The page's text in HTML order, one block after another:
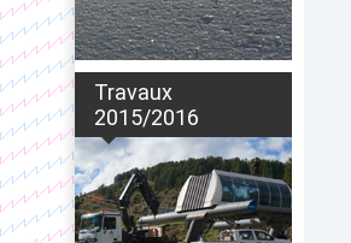
Travaux
2015/2016